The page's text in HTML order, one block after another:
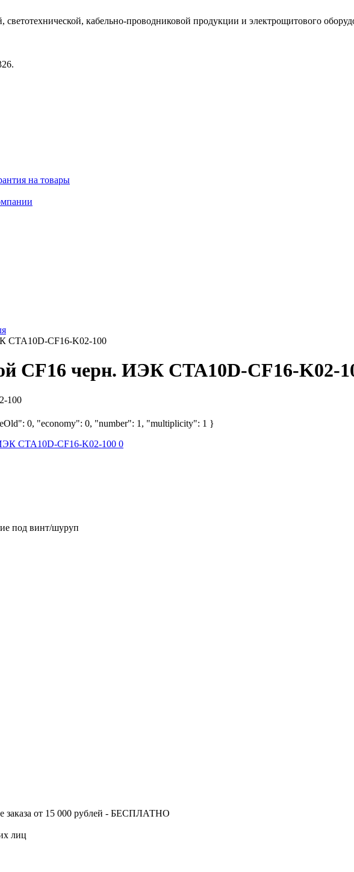
светотехнической, кабельно-проводниковой продукции и электрощитового
на товары
CTA10D-CF16-K02-100
CF16 черн. ИЭК CTA10D-CF16-K02-
100
0, "economy": 0, "number": 1, "multiplicity": 1 }
под винт/шуруп
сумме заказа от 15 000 рублей - БЕСПЛАТНО
лиц